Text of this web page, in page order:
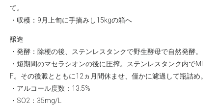
て。
・収穫：9月上旬に手摘みし15kgの箱へ
醸造
・発酵：除梗の後、ステンレスタンクで野生酵母で自然発酵。
・短期間のマセラシオンの後に圧搾。ステンレスタンク内でML
F。その後澱とともに12ヵ月間休ませ、僅かに濾過して瓶詰め。
・アルコール度数：13.5%
・SO2：35mg/L